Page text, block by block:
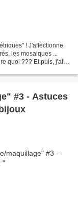
! J'affectionne
les mosaiques ...
quoi ??? Et puis, j'ai
#3 - Astuces